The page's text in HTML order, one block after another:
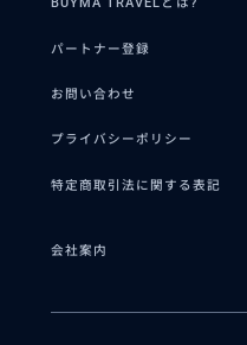
BUYMA TRAVELとは?
パートナー登録
お問い合わせ
プライバシーポリシー
特定商取引法に関する表記
会社案内